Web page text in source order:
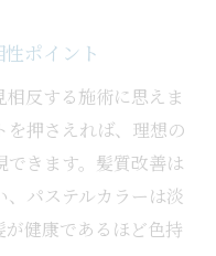
ポイント
反する施術に思えま
を押さえれば、理想の
できます。髪質改善は
パステルカラーは淡
健康であるほど色持